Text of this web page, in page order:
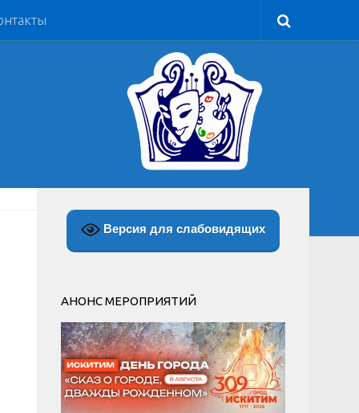
Версия для слабовидящих
АНОНС МЕРОПРИЯТИЙ